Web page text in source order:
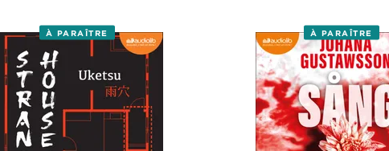
À PARAÎTRE À PARAÎTRE